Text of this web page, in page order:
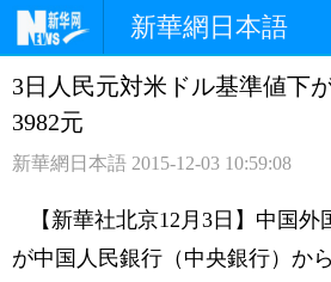
新華網日本語
ホームページ 政治
観光 評論
中日対訳
3日人民元対米ドル基準値下
3982元
新華網日本語 2015-12-03 10:59:08
【新華社北京12月3日】中国外
が中国人民銀行（中央銀行）か